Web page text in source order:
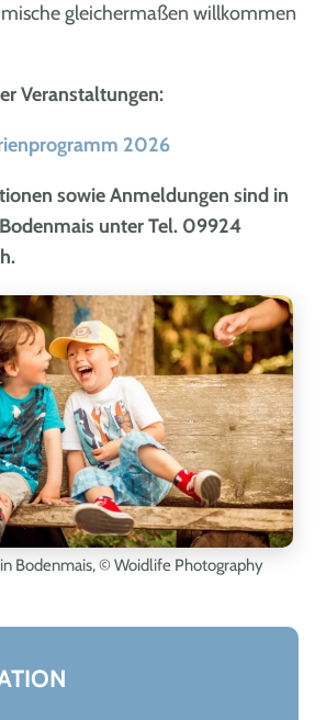
gleichermaßen willkommen
Veranstaltungen:
2026
sowie Anmeldungen sind in
unter Tel. 09924
Bodenmais,© Woidlife Photography
Leaflet|© OpenStreetMap